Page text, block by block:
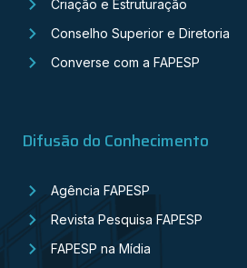
Criação e Estruturação
Conselho Superior e Diretoria
Converse com a FAPESP
Difusão do Conhecimento
Agência FAPESP
Revista Pesquisa FAPESP
FAPESP na Mídia